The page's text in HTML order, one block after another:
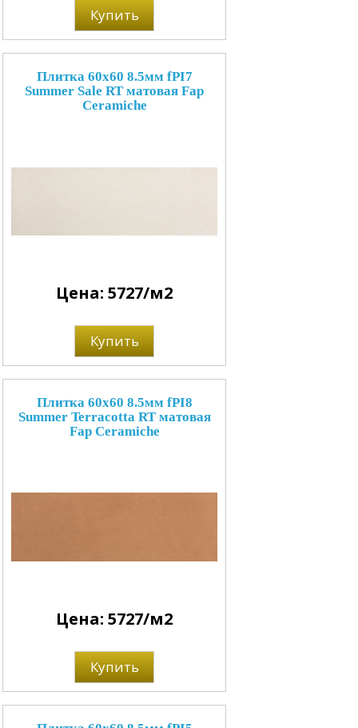
Купить
Плитка 60x60 8.5мм fPI7
Summer Sale RT матовая Fap
Ceramiche
Цена: 5727/м2
Купить
Плитка 60x60 8.5мм fPI8
Summer Terracotta RT матовая
Fap Ceramiche
Цена: 5727/м2
Купить